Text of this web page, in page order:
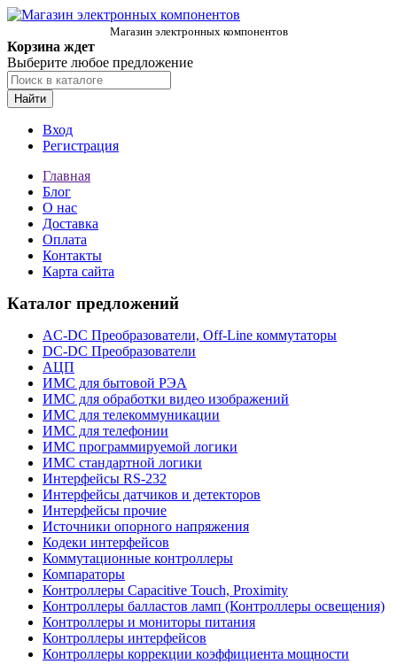
Магазин электронных компонентов
Корзина ждет
Выберите любое предложение
Найти
Вход
Регистрация
Главная
Блог
О нас
Доставка
Оплата
Контакты
Карта сайта
Каталог предложений
AC-DC Преобразователи, Off-Line коммутаторы
DC-DC Преобразователи
АЦП
ИМС для бытовой РЭА
ИМС для обработки видео изображений
ИМС для телекоммуникации
ИМС для телефонии
ИМС программируемой логики
ИМС стандартной логики
Интерфейсы RS-232
Интерфейсы датчиков и детекторов
Интерфейсы прочие
Источники опорного напряжения
Кодеки интерфейсов
Коммутационные контроллеры
Компараторы
Контроллеры Capacitive Touch, Proximity
Контроллеры балластов ламп (Контроллеры освещения)
Контроллеры и мониторы питания
Контроллеры интерфейсов
Контроллеры коррекции коэффициента мощности